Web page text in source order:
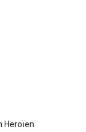
Heroïen